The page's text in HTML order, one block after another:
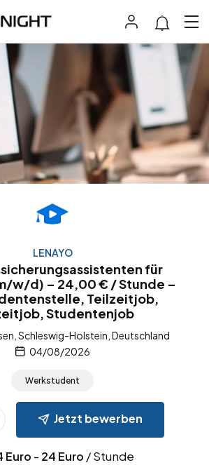
LENAYO
für
w/d) – 24,00 € / Stunde –
Teilzeitjob,
Studentenjob
Schleswig-Holstein, Deutschland
04/08/2026
Werkstudent
Jetzt bewerben
Euro - 24 Euro / Stunde